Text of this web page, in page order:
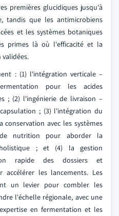
premières glucidiques jusqu'à
tandis que les antimicrobiens
et les systèmes botaniques
primes là où l'efficacité et la
: (1) l'intégration verticale –
pour les acides
; (2) l'ingénierie de livraison –
; (3) l'intégration du
avec les systèmes
nutrition pour aborder la
; et (4) la gestion
rapide des dossiers et
accélérer les lancements. Les
un levier pour combler les
l'échelle régionale, avec une
en fermentation et les